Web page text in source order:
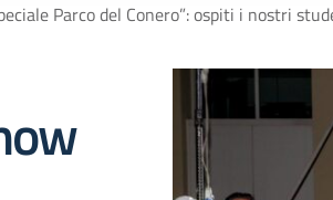
Parco del Conero”: ospiti i nostri